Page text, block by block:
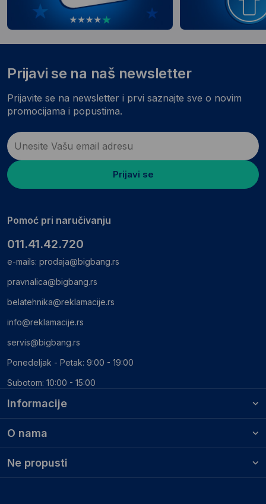
Informacije
O nama
Ne propusti
Prijavi se na naš newsletter
Prijavite se na newsletter i prvi saznajte sve o novim
promocijama i popustima.
Prijavi se
Pomoć pri naručivanju
011.41.42.720
e-mails: prodaja@bigbang.rs
pravnalica@bigbang.rs
belatehnika@reklamacije.rs
info@reklamacije.rs
servis@bigbang.rs
Ponedeljak - Petak: 9:00 - 19:00
Subotom: 10:00 - 15:00